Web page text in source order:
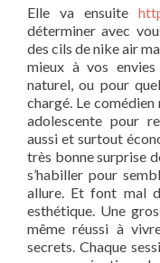
Elle va ensuite
déterminer avec
des cils de nike air
mieux à vos
naturel, ou pour
chargé. Le comédien
adolescente pour
aussi et surtout
très bonne surprise
s’habiller pour
allure. Et font mal
esthétique. Une
même réussi à
secrets. Chaque